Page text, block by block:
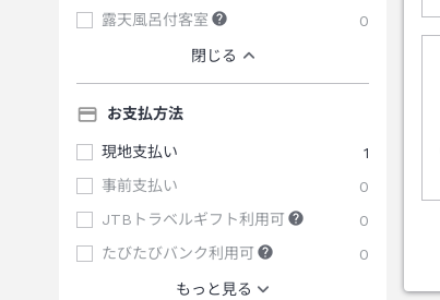
露天風呂付客室
0
閉じる
お支払方法
現地支払い
1
事前支払い
0
JTBトラベルギフト利用可
0
たびたびバンク利用可
0
もっと見る